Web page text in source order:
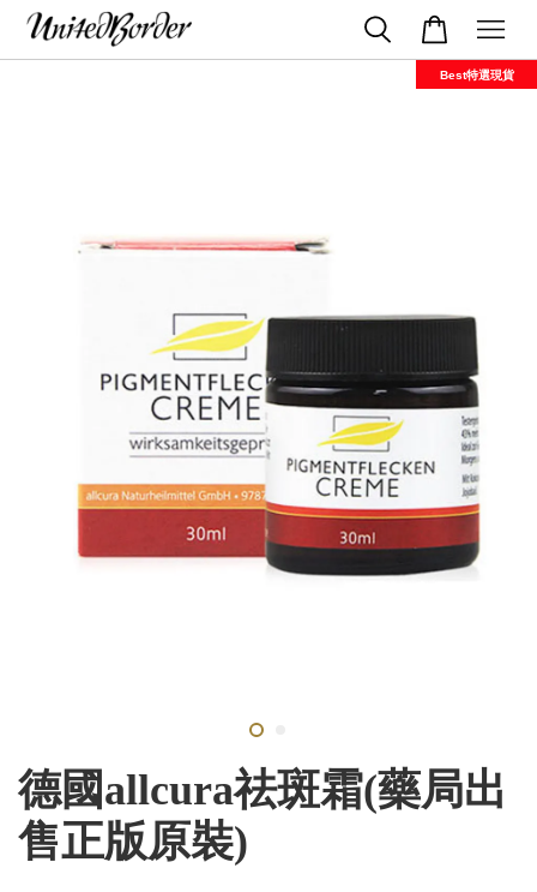
Best特選現貨
德國allcura祛斑霜(藥局出
售正版原裝)